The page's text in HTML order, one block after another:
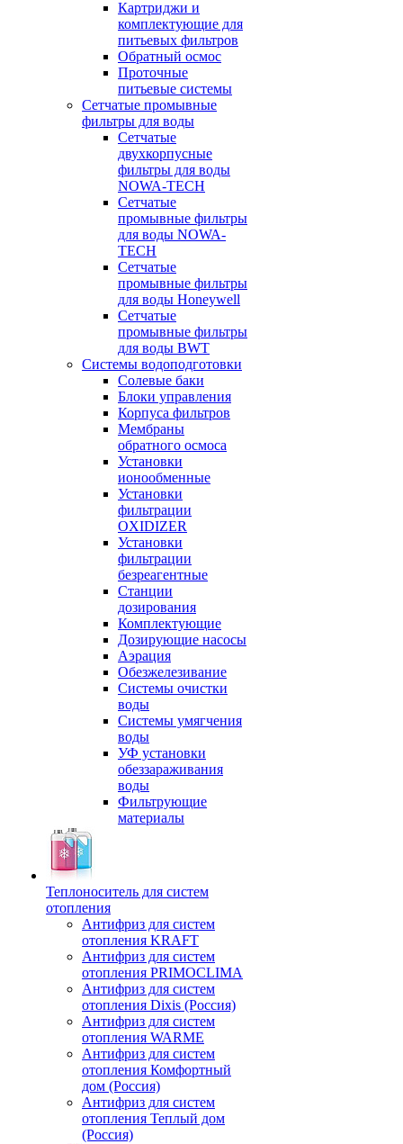
Картриджи и
комплектующие для
питьевых фильтров
Обратный осмос
Проточные
питьевые системы
Сетчатые промывные
фильтры для воды
Сетчатые
двухкорпусные
фильтры для воды
NOWA-TECH
Сетчатые
промывные фильтры
для воды NOWA-
TECH
Сетчатые
промывные фильтры
для воды Honeywell
Сетчатые
промывные фильтры
для воды BWT
Системы водоподготовки
Солевые баки
Блоки управления
Корпуса фильтров
Мембраны
обратного осмоса
Установки
ионообменные
Установки
фильтрации
OXIDIZER
Установки
фильтрации
безреагентные
Станции
дозирования
Комплектующие
Дозирующие насосы
Аэрация
Обезжелезивание
Системы очистки
воды
Системы умягчения
воды
УФ установки
обеззараживания
воды
Фильтрующие
материалы
Теплоноситель для систем
отопления
Антифриз для систем
отопления KRAFT
Антифриз для систем
отопления PRIMOCLIMA
Антифриз для систем
отопления Dixis (Россия)
Антифриз для систем
отопления WARME
Антифриз для систем
отопления Комфортный
дом (Россия)
Антифриз для систем
отопления Теплый дом
(Россия)